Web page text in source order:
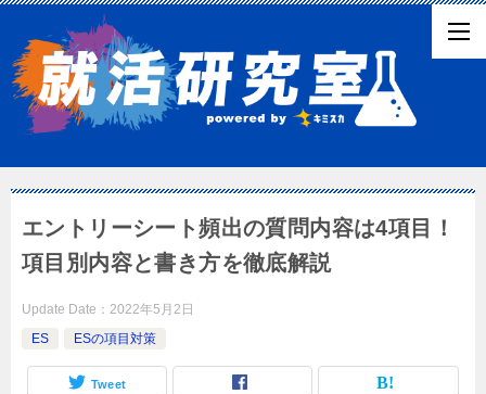
エントリーシート頻出の質問内容は4項目！
項目別内容と書き方を徹底解説
Update Date： 2022年5月2日
ES
ESの項目対策
Tweet